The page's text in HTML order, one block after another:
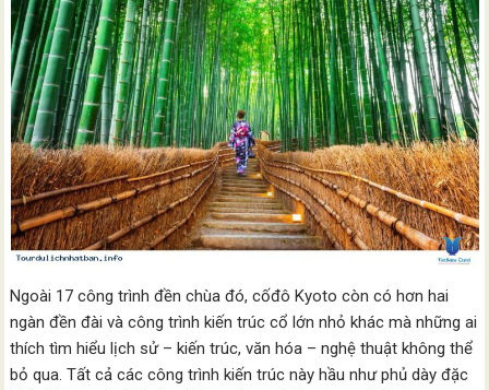
Ngoài 17 công trình đền chùa đó, cốđô Kyoto còn có hơn hai
ngàn đền đài và công trình kiến trúc cổ lớn nhỏ khác mà những ai
thích tìm hiểu lịch sử – kiến trúc, văn hóa – nghệ thuật không thể
bỏ qua. Tất cả các công trình kiến trúc này hầu như phủ dày đặc